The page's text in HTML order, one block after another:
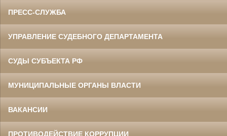
ПРЕСС-СЛУЖБА
УПРАВЛЕНИЕ СУДЕБНОГО ДЕПАРТАМЕНТА
СУДЫ СУБЪЕКТА РФ
МУНИЦИПАЛЬНЫЕ ОРГАНЫ ВЛАСТИ
ВАКАНСИИ
ПРОТИВОДЕЙСТВИЕ КОРРУПЦИИ